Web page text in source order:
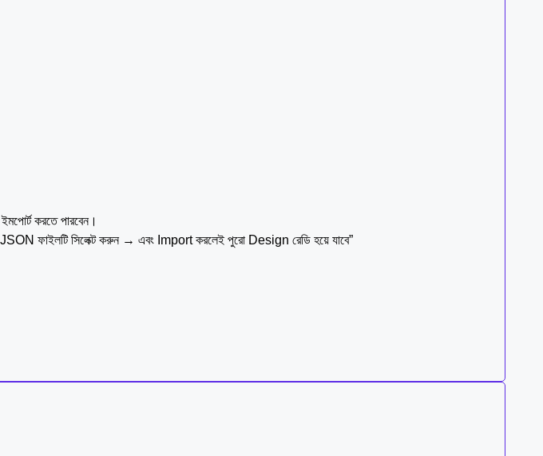
করতে পারবেন।
ফাইলটি সিলেক্ট করুন → এবং Import করলেই পুরো Design রেডি হয়ে যাবে”